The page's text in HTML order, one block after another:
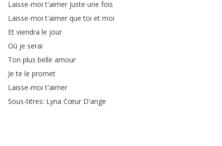
Laisse-moi t'aimer juste une fois
Laisse-moi t'aimer que toi et moi
Et viendra le jour
Où je serai
Ton plus belle amour
Je te le promet
Laisse-moi t'aimer
Sous-titres: Lyna Cœur D'ange